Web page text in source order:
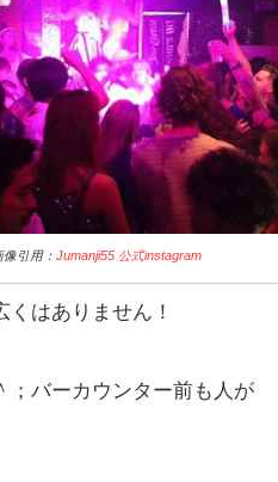
像引用： Jumanji55 公式instagram
はありません！
；バーカウンター前も人が